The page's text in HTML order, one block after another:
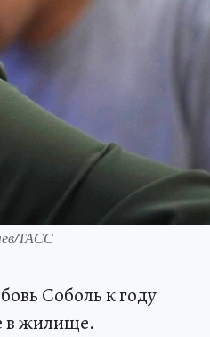
ТАСС
Соболь к году
в жилище.